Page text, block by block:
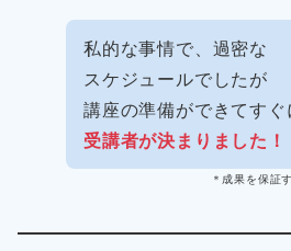
私的な事情で、過密な
スケジュールでしたが
講座の準備ができてすぐ
受講者が決まりました！
＊成果を保証するもので